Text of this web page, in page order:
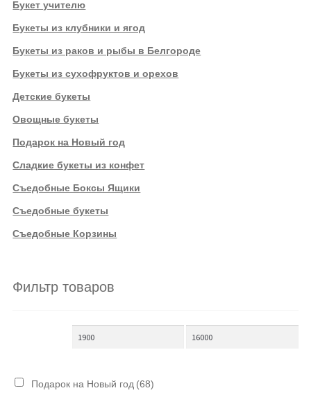
Букет учителю
Букеты из клубники и ягод
Букеты из раков и рыбы в Белгороде
Букеты из сухофруктов и орехов
Детские букеты
Овощные букеты
Подарок на Новый год
Сладкие букеты из конфет
Съедобные Боксы Ящики
Съедобные букеты
Съедобные Корзины
Фильтр товаров
Подарок на Новый год (68)